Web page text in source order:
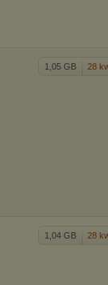
1,05 GB 28
1,04 GB 28